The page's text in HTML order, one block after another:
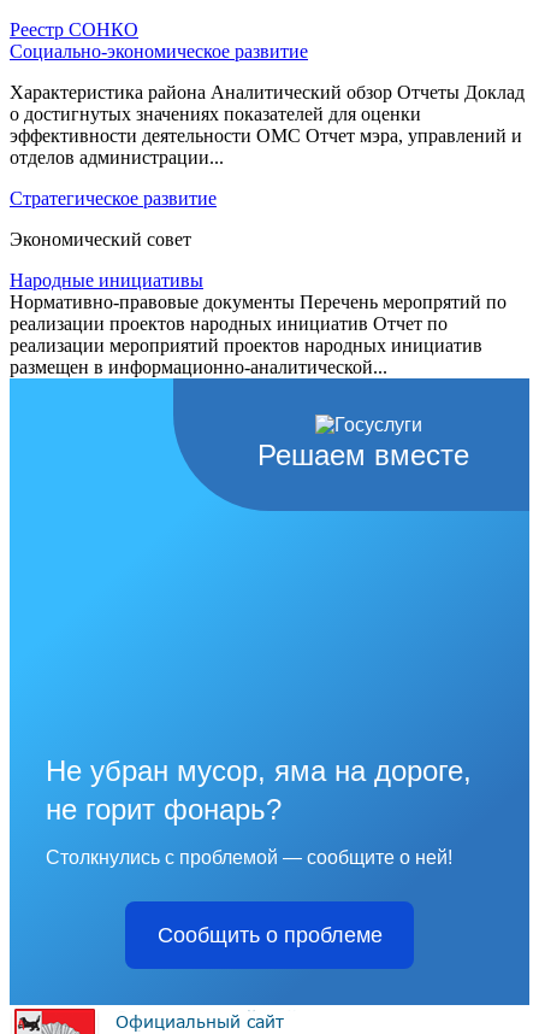
Реестр СОНКО
Социально-экономическое развитие
Характеристика района Аналитический обзор Отчеты Доклад
о достигнутых значениях показателей для оценки
эффективности деятельности ОМС Отчет мэра, управлений и
отделов администрации...
Стратегическое развитие
Экономический совет
Народные инициативы
Нормативно-правовые документы Перечень меропрятий по
реализации проектов народных инициатив Отчет по
реализации мероприятий проектов народных инициатив
размещен в информационно-аналитической...
Решаем вместе
Не убран мусор, яма на дороге,
не горит фонарь?
Столкнулись с проблемой — сообщите о ней!
Сообщить о проблеме